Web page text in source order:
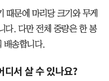
때문에 마리당 크기와 무게
다. 다만 전체 중량은 한 봉
배송합니다.
디서 살 수 있나요?